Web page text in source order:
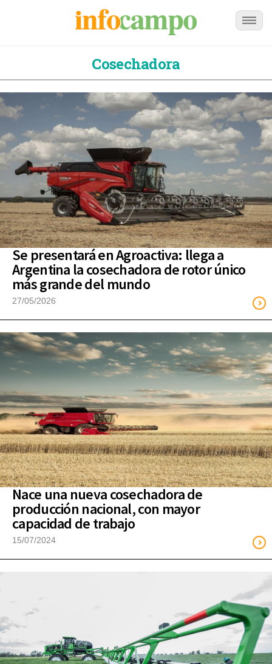
Cosechadora
Se presentará en Agroactiva: llega a
Argentina la cosechadora de rotor único
más grande del mundo
27/05/2026
Nace una nueva cosechadora de
producción nacional, con mayor
capacidad de trabajo
15/07/2024